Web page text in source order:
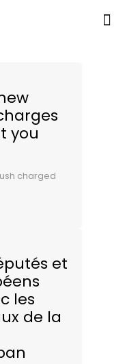
you
charged
et
les
de la